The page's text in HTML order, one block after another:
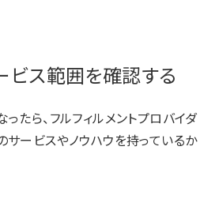
ビス範囲を確認する
たら、フルフィルメントプロバイダ
ービスやノウハウを持っているか